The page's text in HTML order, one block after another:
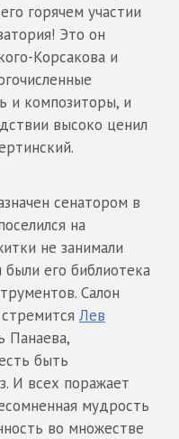
горячем участии
Это он
Корсакова и
и композиторы, и
высоко ценил
сенатором в
на
не занимали
его библиотека
Салон
Лев
Панаева,
быть
И всех поражает
мудрость
во множестве